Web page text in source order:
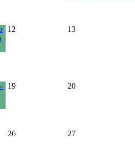
12 13
19 20
26 27